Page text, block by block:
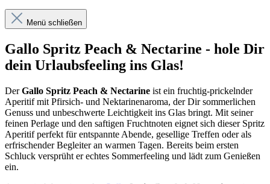
Menü schließen
Gallo Spritz Peach & Nectarine - hole Dir
dein Urlaubsfeeling ins Glas!
DerGallo Spritz Peach & Nectarine ist ein fruchtig-prickelnder
Aperitif mit Pfirsich- und Nektarinenaroma, der Dir sommerlichen
Genuss und unbeschwerte Leichtigkeit ins Glas bringt. Mit seiner
feinen Perlage und den saftigen Fruchtnoten eignet sich dieser Spritz
Aperitif perfekt für entspannte Abende, gesellige Treffen oder als
erfrischender Begleiter an warmen Tagen. Bereits beim ersten
Schluck versprüht er echtes Sommerfeeling und lädt zum Genießen
ein.